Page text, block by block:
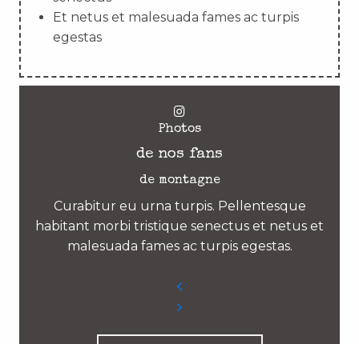
Et netus et malesuada fames ac turpis
egestas
Photos
de nos fans
de montagne
Curabitur eu urna turpis. Pellentesque
habitant morbi tristique senectus et netus et
malesuada fames ac turpis egestas.